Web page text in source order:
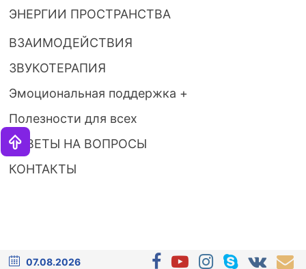
ЭНЕРГИИ ПРОСТРАНСТВА
ВЗАИМОДЕЙСТВИЯ
ЗВУКОТЕРАПИЯ
Эмоциональная поддержка +
Полезности для всех
ОТВЕТЫ НА ВОПРОСЫ
КОНТАКТЫ
07.08.2026